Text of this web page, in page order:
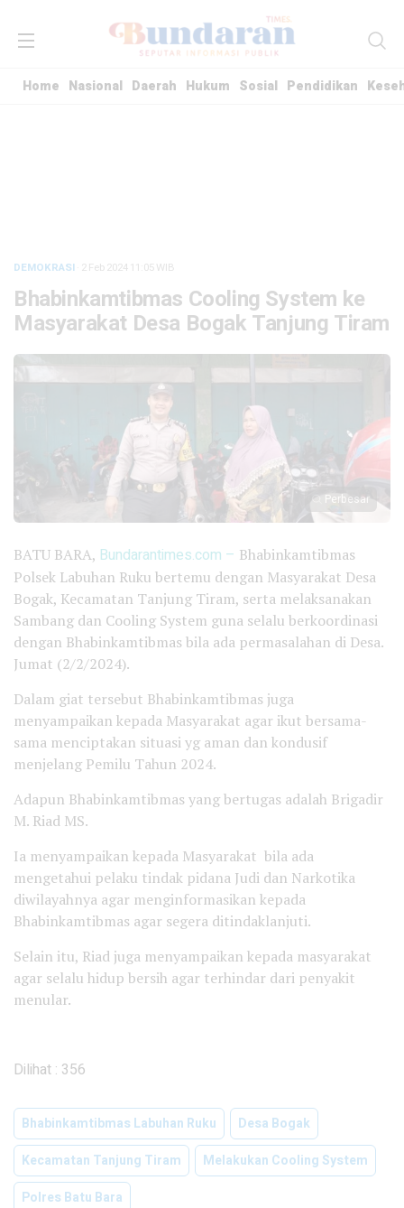
Home Nasional Daerah Hukum Sosial Pendidikan
DEMOKRASI · 2 Feb 2024 11:05WIB
Bhabinkamtibmas Cooling System ke
Masyarakat Desa Bogak Tanjung Tiram
Perbesar
BATU BARA, Bundarantimes.com – Bhabinkamtibmas
Polsek Labuhan Ruku bertemu dengan Masyarakat Desa
Bogak, Kecamatan Tanjung Tiram, serta melaksanakan
Sambang dan Cooling System guna selalu berkoordinasi
dengan Bhabinkamtibmas bila ada permasalahan di Desa.
Jumat (2/2/2024).
Dalam giat tersebut Bhabinkamtibmas juga
menyampaikan kepada Masyarakat agar ikut bersama-
sama menciptakan situasi yg aman dan kondusif
menjelang Pemilu Tahun 2024.
Adapun Bhabinkamtibmas yang bertugas adalah Brigadir
M. Riad MS.
Ia menyampaikan kepada Masyarakat bila ada
mengetahui pelaku tindak pidana Judi dan Narkotika
diwilayahnya agar menginformasikan kepada
Bhabinkamtibmas agar segera ditindaklanjuti.
Selain itu, Riad juga menyampaikan kepada masyarakat
agar selalu hidup bersih agar terhindar dari penyakit
menular.
Dilihat : 356
Bhabinkamtibmas Labuhan Ruku
Desa Bogak
Kecamatan Tanjung Tiram
Melakukan Cooling System
Polres Batu Bara